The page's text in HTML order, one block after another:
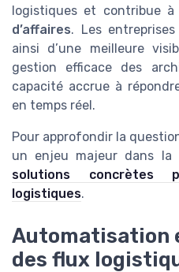
logistiques et contribue à
d’affaires. Les
ainsi d’une meilleure
gestion efficace des
capacité accrue à
en temps réel.
Pour approfondir la
un enjeu majeur dans la
solutions concrètes
logistiques.
Automatisation
des flux